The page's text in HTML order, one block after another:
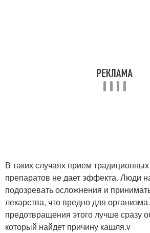
В таких случаях прием
препаратов не дает эффекта. Люди
подозревать осложнения и
лекарства, что вредно для
предотвращения этого лучше сразу
который найдет причину кашля.v